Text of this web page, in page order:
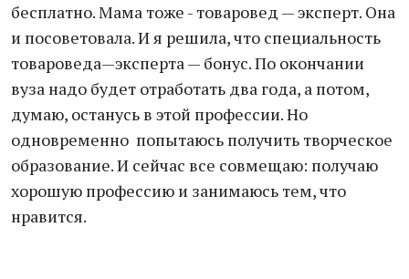
бесплатно. Мама тоже - товаровед — эксперт. Она
и посоветовала. И я решила, что специальность
товароведа—эксперта — бонус. По окончании
вуза надо будет отработать два года, а потом,
думаю, останусь в этой профессии. Но
одновременно попытаюсь получить творческое
образование. И сейчас все совмещаю: получаю
хорошую профессию и занимаюсь тем, что
нравится.